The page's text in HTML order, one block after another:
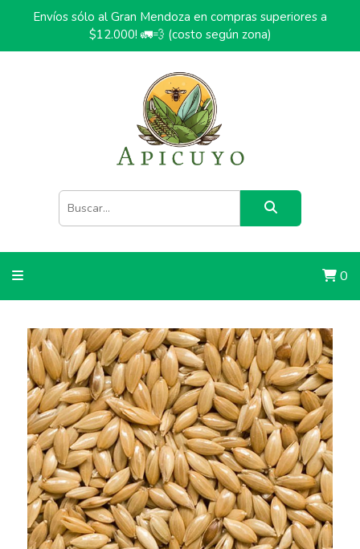
Envíos sólo al Gran Mendoza en compras superiores a
$12.000! 🚛💨 (costo según zona)
0